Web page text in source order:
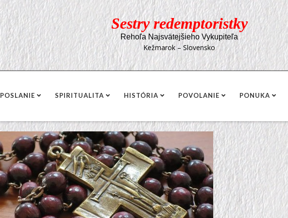
Sestry redemptoristky
Rehoľa Najsvätejšieho Vykupiteľa
Kežmarok – Slovensko
POSLANIE SPIRITUALITA HISTÓRIA POVOLANIE PONUKA